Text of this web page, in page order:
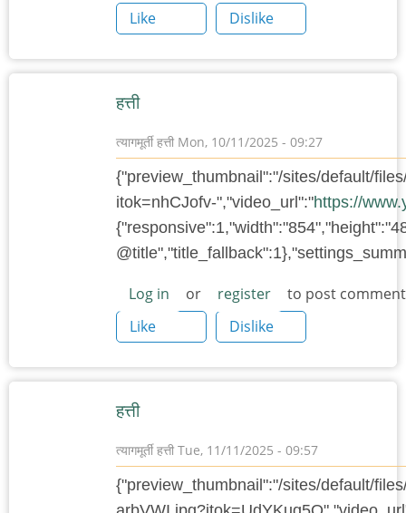
Like Dislike
हत्ती
त्यागमूर्ती हत्ती Mon, 10/11/2025 - 09:27
{"preview_thumbnail":"/sites/default/
itok=nhCJofv-","video_url":"https://
Log in or register
to post
Like
Dislike
हत्ती
त्यागमूर्ती हत्ती Tue, 11/11/2025 - 09:57
{"preview_thumbnail":"/sites/default/